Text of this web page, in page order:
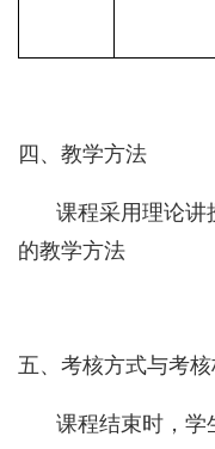
四、教学方法
课程采用理论讲
的教学方法
五、考核方式与考
课程结束时，学